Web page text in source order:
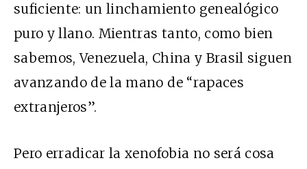
suficiente: un linchamiento genealógico
puro y llano. Mientras tanto, como bien
sabemos, Venezuela, China y Brasil siguen
avanzando de la mano de “rapaces
extranjeros”.
Pero erradicar la xenofobia no será cosa